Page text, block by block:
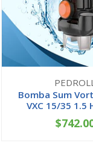
Bomba Sum
VXC 15/35 1.5
+